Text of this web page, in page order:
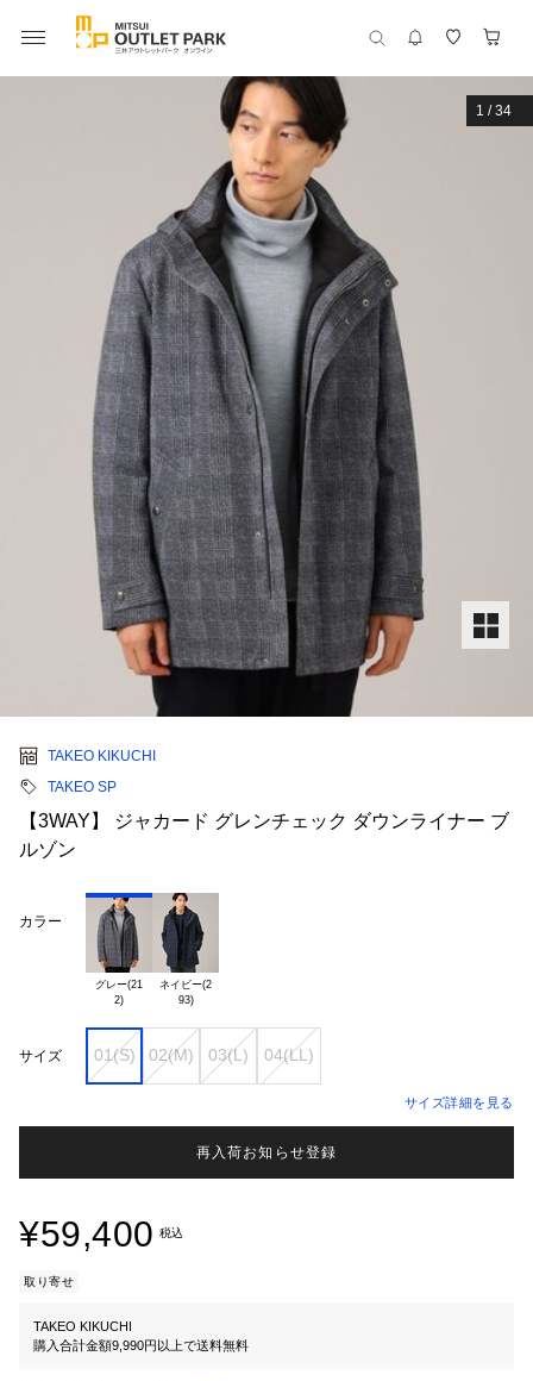
1 /34
TAKEO KIKUCHI
TAKEO SP
【3WAY】 ジャカード グレンチェック ダウンライナー ブ
ルゾン
カラー
グレー(21
ネイビー(2
93)
サイズ 01(S) 02(M) 03(L) 04(LL)
サイズ詳細を見る
再入荷お知らせ登録
¥59,400 税込
取り寄せ
TAKEO KIKUCHI
購入合計金額9,990円以上で送料無料